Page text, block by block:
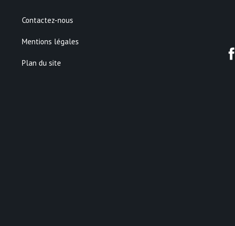
Contactez-nous
Mentions légales
Plan du site